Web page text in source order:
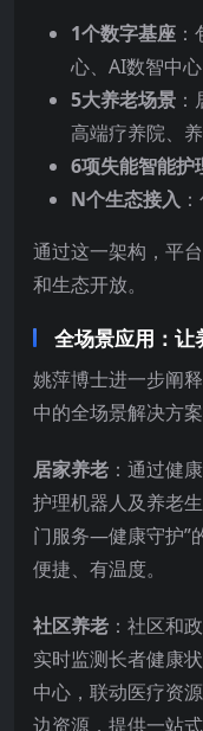
1个数字基座
心、AI数智中
5大养老场景
高端疗养院、养
6项失能智能护
N个生态接入
通过这一架构，平
和生态开放。
全场景应用：让
姚萍博士进一步阐
中的全场景解决方案
居家养老 ：通过健
护理机器人及养老
门服务—健康守护”
便捷、有温度。
社区养老 ：社区和
实时监测长者健康
中心，联动医疗资
边资源，提供一站